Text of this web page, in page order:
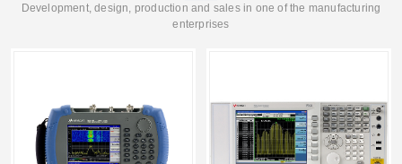
Development, design, production and sales in one of the manufacturing
enterprises